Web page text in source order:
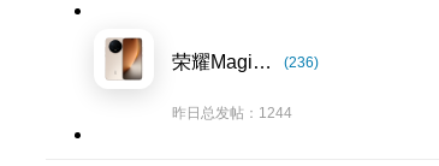
荣耀Magic8系列 (236)
昨日总发帖：1244